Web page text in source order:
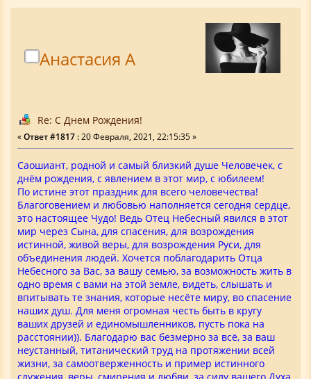
Анастасия А
Re: С Днем Рождения!
«Ответ #1817 : 20 Февраля, 2021, 22:15:35 »
Саошиант, родной и самый близкий душе Человечек, с
днём рождения, с явлением в этот мир, с юбилеем!
По истине этот праздник для всего человечества!
Благоговением и любовью наполняется сегодня сердце,
это настоящее Чудо! Ведь Отец Небесный явился в этот
мир через Сына, для спасения, для возрождения
истинной, живой веры, для возрождения Руси, для
объединения людей. Хочется поблагодарить Отца
Небесного за Вас, за вашу семью, за возможность жить в
одно время с вами на этой земле, видеть, слышать и
впитывать те знания, которые несёте миру, во спасение
наших душ. Для меня огромная честь быть в кругу
ваших друзей и единомышленников, пусть пока на
расстоянии)). Благодарю вас безмерно за всё, за ваш
неустанный, титанический труд на протяжении всей
жизни, за самоотверженность и пример истинного